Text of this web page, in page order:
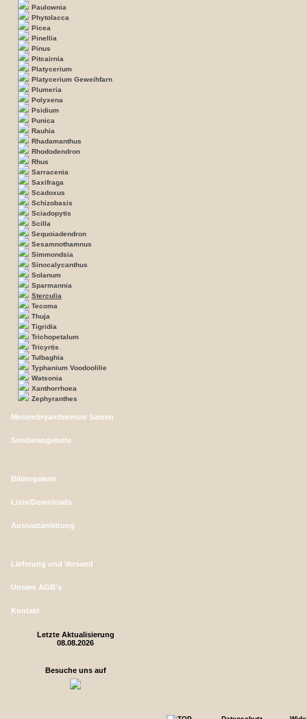
Paulownia
Phytolacca
Picea
Pinellia
Pinus
Pitcairnia
Platycerium
Platycerium Geweihfarn
Plumeria
Polyxena
Psidium
Punica
Rauhia
Rhadamanthus
Rhododendron
Rhus
Sarracenia
Saxifraga
Scadoxus
Schizobasis
Sciadopytis
Scilla
Sequoiadendron
Sesamnothamnus
Simmondsia
Sinocalycanthus
Solanum
Sparmannia
Sterculia
Tecoma
Thuja
Tigridia
Trichopetalum
Tricyrtis
Tulbaghia
Typhanium Voodoolilie
Watsonia
Xanthorrhoea
Zephyranthes
Mesembryanthemum Samen
Sonderangebote
Bildergalerie
Liste/Downloads
Aussaatanleitung
Lieferung und Versand
Unsere AGB's
Kontakt
Letzte Aktualisierung
08.08.2026
Besuche uns auf